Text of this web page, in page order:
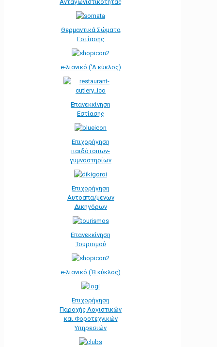
Ανταγωνιστικότητας
Θερμαντικά Σώματα
Εστίασης
e-λιανικό ('Α κύκλος)
Επανεκκίνηση
Εστίασης
Επιχορήγηση
παιδότοπων-
γυμναστηρίων
Επιχορήγηση
Αυτοαπα/μενων
Δικηγόρων
Επανεκκίνηση
Τουρισμού
e-λιανικό (΄Β κύκλος)
Επιχορήγηση
Παροχής Λογιστικών
και Φοροτεχνικών
Υπηρεσιών